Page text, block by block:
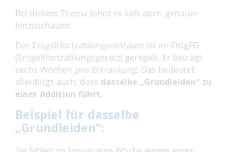
Bei diesem Thema lohnt es sich aber, genauer
hinzuschauen:
Der Entgeltfortzahlungszeitraum ist im EntgFG
(Entgeltfortzahlungsgesetz) geregelt. Er beträgt
sechs Wochen pro Erkrankung. Das bedeutet
allerdings auch, dass dasselbe „Grundleiden“ zu
einer Addition führt.
Beispiel für dasselbe
„Grundleiden“: